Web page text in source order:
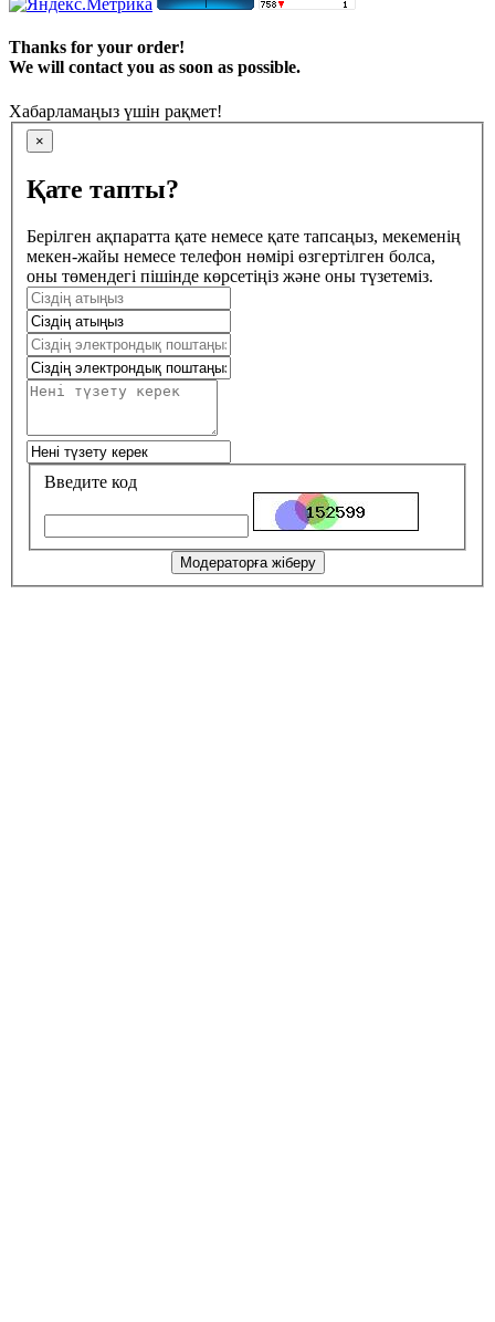
Thanks for your order!
We will contact you as soon as possible.
Хабарламаңыз үшін рақмет!
×
Қате тапты?
Берілген ақпаратта қате немесе қате тапсаңыз, мекеменің
мекен-жайы немесе телефон нөмірі өзгертілген болса,
оны төмендегі пішінде көрсетіңіз және оны түзетеміз.
Введите код
Модераторға жіберу